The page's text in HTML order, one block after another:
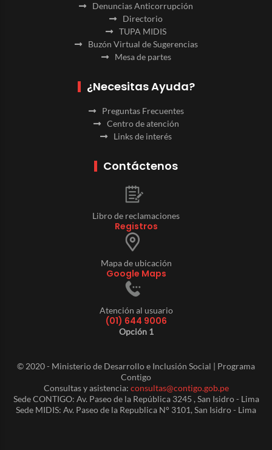
Denuncias Anticorrupción
Directorio
TUPA MIDIS
Buzón Virtual de Sugerencias
Mesa de partes
¿Necesitas Ayuda?
Preguntas Frecuentes
Centro de atención
Links de interés
Contáctenos
Libro de reclamaciones
Registros
Mapa de ubicación
Google Maps
Atención al usuario
(01) 644 9006
Opción 1
© 2020 - Ministerio de Desarrollo e Inclusión Social | Programa
Contigo
Consultas y asistencia: consultas@contigo.gob.pe
Sede CONTIGO: Av. Paseo de la República 3245 , San Isidro - Lima
Sede MIDIS: Av. Paseo de la Republica N° 3101, San Isidro - Lima